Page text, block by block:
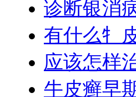
诊断银消
有什么牜
应该怎样
牛皮癣早